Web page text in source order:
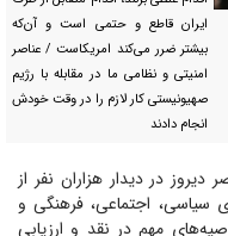
ایران قاطع و حتمی است و آن‌که
بیشتر ضرر می‌کند امریکاست / عناصر
امنیتی و نظامی ما در مقابله با رژیم
صهیونیستی کار لازم را در وقت خودش
انجام دادند
در دیدار هزاران نفر از
سیاسی، اجتماعی، فرهنگی و
مهم در نقد و ارزیابی